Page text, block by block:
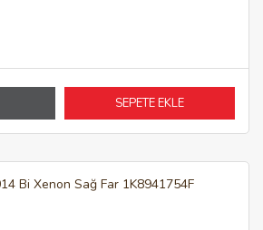
SEPETE EKLE